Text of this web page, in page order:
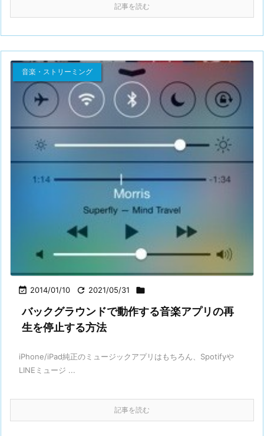
記事を読む
 2014/01/10  2021/05/31 
音楽・ストリーミング
バックグラウンドで動作する音楽アプリの再
生を停止する方法
iPhone/iPad純正のミュージックアプリはもちろん、Spotifyや
LINEミュージ ...
記事を読む